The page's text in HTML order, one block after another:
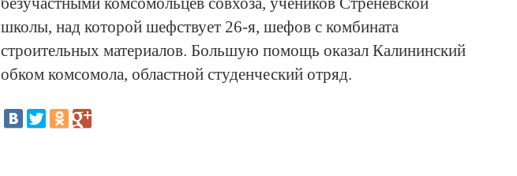
школы, над которой шефствует 26-я, шефов с комбината
строительных материалов. Большую помощь оказал Калининский
обком комсомола, областной студенческий отряд.